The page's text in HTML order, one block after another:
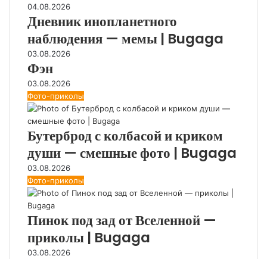
04.08.2026
Дневник инопланетного
наблюдения — мемы | Bugaga
03.08.2026
Фэн
03.08.2026
Фото-приколы
Бутерброд с колбасой и криком
души — смешные фото | Bugaga
03.08.2026
Фото-приколы
Пинок под зад от Вселенной —
приколы | Bugaga
03.08.2026